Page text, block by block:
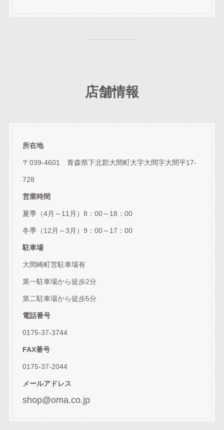
店舗情報
所在地
〒039-4601 青森県下北郡大間町大字大間字大間平17-
728
営業時間
夏季（4月～11月）8：00～18：00
冬季（12月～3月）9：00～17：00
駐車場
大間崎町営駐車場有
第一駐車場から徒歩2分
第二駐車場から徒歩5分
電話番号
0175-37-3744
FAX番号
0175-37-2044
メールアドレス
shop@oma.co.jp